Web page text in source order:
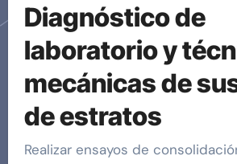
Diagnóstico de
laboratorio y
mecánicas de
de estratos
Realizar ensayos de